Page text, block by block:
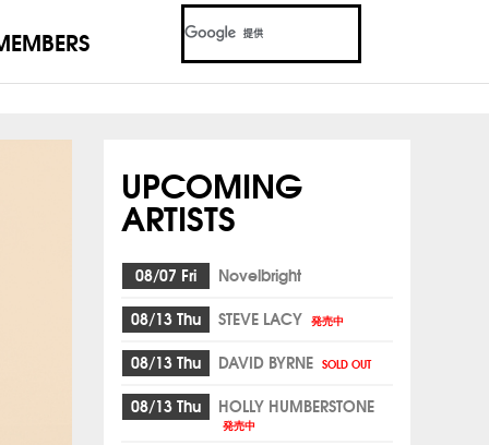
UPCOMING
ARTISTS
08/07 Fri
Novelbright
08/13 Thu
STEVE LACY 発売中
08/13 Thu DAVID BYRNE SOLD OUT
08/13 Thu HOLLY HUMBERSTONE
発売中